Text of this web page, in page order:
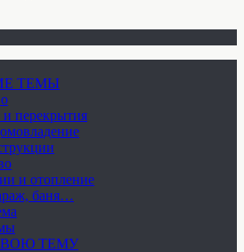
ТЕМЫ
перекрытия
и отопление
баня…
ТЕМУ